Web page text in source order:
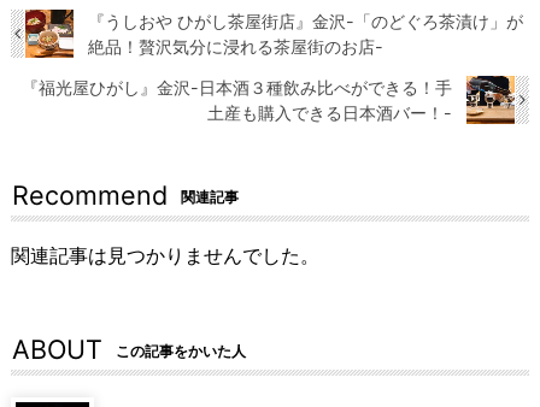
『うしおや ひがし茶屋街店』金沢-「のどぐろ茶漬け」が
絶品！贅沢気分に浸れる茶屋街のお店-
『福光屋ひがし』金沢-日本酒３種飲み比べができる！手
土産も購入できる日本酒バー！-
Recommend 関連記事
関連記事は見つかりませんでした。
ABOUT この記事をかいた人